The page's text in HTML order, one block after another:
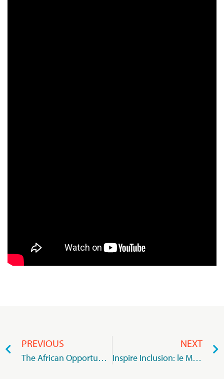
PREVIOUS
The African Opportunity : Key Insights for Directors » : une publication stratégique du Directors Forum du MIoD et PwC Mauritius
NEXT
Inspire Inclusion: le MIoD lance le débat